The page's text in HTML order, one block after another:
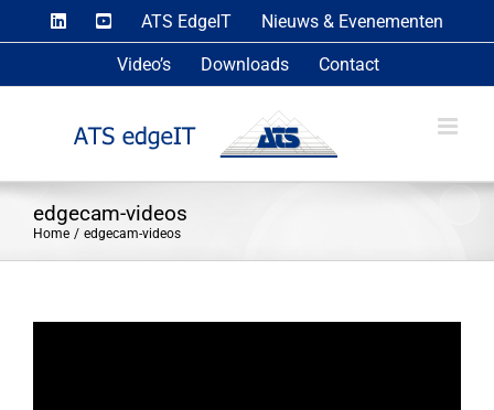
to
ATS EdgeIT Nieuws & Evenementen
Video’s Downloads Contact
edgecam-videos
Home edgecam-videos